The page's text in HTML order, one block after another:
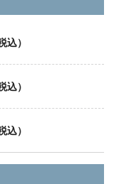
込）
込）
込）